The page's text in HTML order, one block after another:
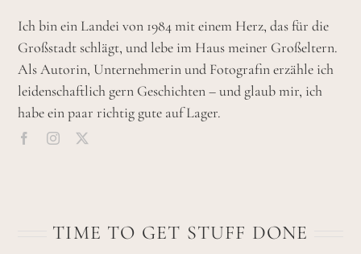
Ich bin ein Landei von 1984 mit einem Herz, das für die
Großstadt schlägt, und lebe im Haus meiner Großeltern.
Als Autorin, Unternehmerin und Fotografin erzähle ich
leidenschaftlich gern Geschichten – und glaub mir, ich
habe ein paar richtig gute auf Lager.
TIME TO GET STUFF DONE